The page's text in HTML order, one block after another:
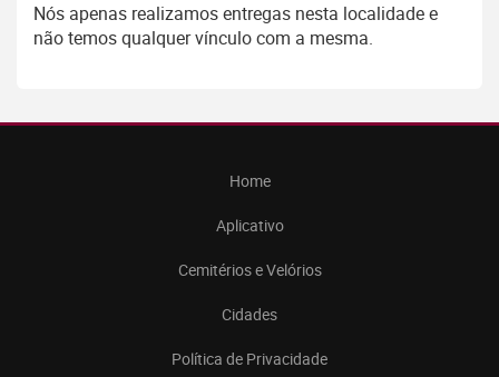
Nós apenas realizamos entregas nesta localidade e
não temos qualquer vínculo com a mesma.
Home
Aplicativo
Cemitérios e Velórios
Cidades
Política de Privacidade